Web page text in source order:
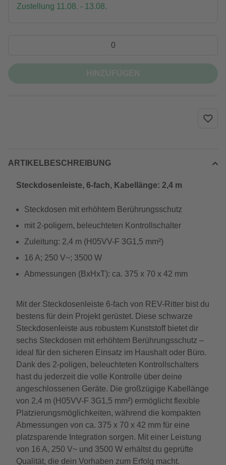
Zustellung 11.08. - 13.08.
ARTIKELBESCHREIBUNG
Steckdosenleiste, 6-fach, Kabellänge: 2,4 m
Steckdosen mit erhöhtem Berührungsschutz
mit 2-poligem, beleuchteten Kontrollschalter
Zuleitung: 2,4 m (H05VV-F 3G1,5 mm²)
16 A; 250 V~; 3500 W
Abmessungen (BxHxT): ca. 375 x 70 x 42 mm
Mit der Steckdosenleiste 6-fach von REV-Ritter bist du
bestens für dein Projekt gerüstet. Diese schwarze
Steckdosenleiste aus robustem Kunststoff bietet dir
sechs Steckdosen mit erhöhtem Berührungsschutz –
ideal für den sicheren Einsatz im Haushalt oder Büro.
Dank des 2-poligen, beleuchteten Kontrollschalters
hast du jederzeit die volle Kontrolle über deine
angeschlossenen Geräte. Die großzügige Kabellänge
von 2,4 m (H05VV-F 3G1,5 mm²) ermöglicht flexible
Platzierungsmöglichkeiten, während die kompakten
Abmessungen von ca. 375 x 70 x 42 mm für eine
platzsparende Integration sorgen. Mit einer Leistung
von 16 A, 250 V~ und 3500 W erhältst du geprüfte
Qualität, die dein Vorhaben zum Erfolg macht.